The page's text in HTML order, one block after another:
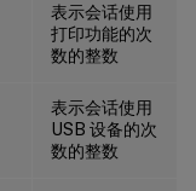
表示会话使用
打印功能的次
数的整数
表示会话使用
USB 设备的次
数的整数